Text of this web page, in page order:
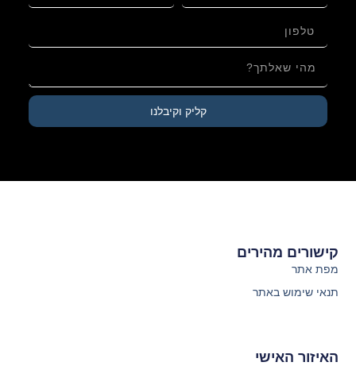
קליק וקיבלנו
האיזור האישי
קישורים מהירים
מפת אתר
תנאי שימוש באתר